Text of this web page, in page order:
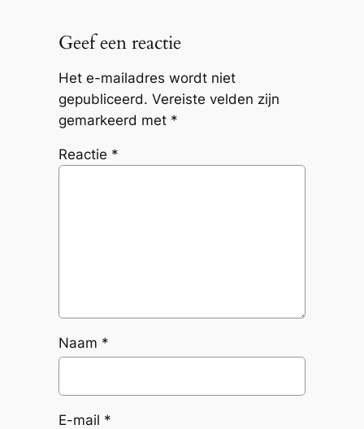
Geef een reactie
Het e-mailadres wordt niet
gepubliceerd. Vereiste velden zijn
gemarkeerd met *
Reactie *
Naam *
E-mail *